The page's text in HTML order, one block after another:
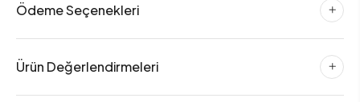
Ödeme Seçenekleri
Ürün Değerlendirmeleri